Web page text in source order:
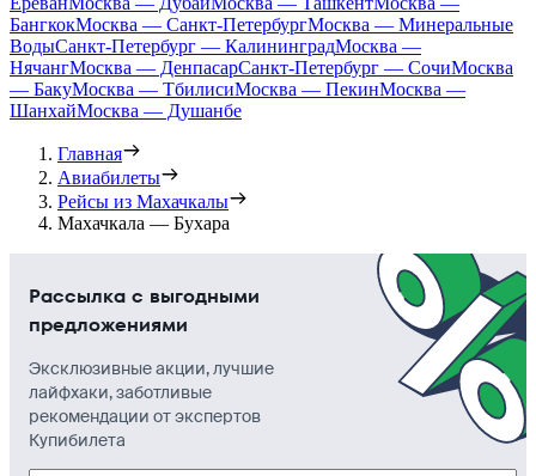
БангкокМосква — Санкт-ПетербургМосква — Минеральные
ВодыСанкт-Петербург — КалининградМосква —
НячангМосква — ДенпасарСанкт-Петербург — СочиМосква
— БакуМосква — ТбилисиМосква — ПекинМосква —
ШанхайМосква — Душанбе
Главная
Авиабилеты
Рейсы из Махачкалы
Махачкала — Бухара
Рассылка с выгодными
предложениями
Эксклюзивные акции, лучшие
лайфхаки, заботливые
рекомендации от экспертов
Купибилета